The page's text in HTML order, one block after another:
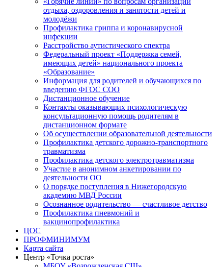
отдыха, оздоровления и занятости детей и
молодёжи
Профилактика гриппа и коронавирусной
инфекции
Расстройство аутистического спектра
Федеральный проект «Поддержка семей,
имеющих детей» национального проекта
«Образование»
Информация для родителей и обучающихся по
введению ФГОС СОО
Дистанционное обучение
Контакты оказывающих психологическую
консультационную помощь родителям в
дистанционном формате
Об осуществлении образовательной деятельности
Профилактика детского дорожно-транспортного
травматизма
Профилактика детского электротравматизма
Участие в анонимном анкетировании по
деятельности ОО
О порядке поступления в Нижегородскую
академию МВД России
Осознанное родительство — счастливое детство
Профилактика пневмоний и
вакцинопрофилактика
ЦОС
ПРОФМИНИМУМ
Карта сайта
Центр «Точка роста»